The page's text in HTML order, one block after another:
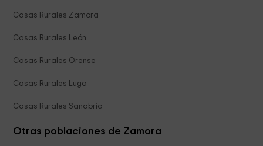
Casas Rurales Zamora
Casas Rurales León
Casas Rurales Orense
Casas Rurales Lugo
Casas Rurales Sanabria
Otras poblaciones de Zamora